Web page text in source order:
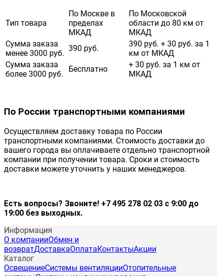
Тип товара
По Москве в
пределах
МКАД
По Московской
области до 80 км от
МКАД
Сумма заказа
менее 3000 руб.
390 руб.
390 руб. + 30 руб. за 1
км от МКАД
Сумма заказа
более 3000 руб.
Бесплатно
+ 30 руб. за 1 км от
МКАД
По России транспортными компаниями
Осуществляем доставку товара по России
транспортными компаниями. Стоимость доставки до
вашего города вы оплачиваете отдельно транспортной
компании при получении товара. Сроки и стоимость
доставки можете уточнить у наших менеджеров.
Есть вопросы? Звоните! +7 495 278 02 03 с 9:00 до
19:00 без выходных.
Информация
О компанииОбмен и
возвратДоставкаОплата КонтактыАкции
Каталог
ОсвещениеСистемы вентиляцииОтопительные